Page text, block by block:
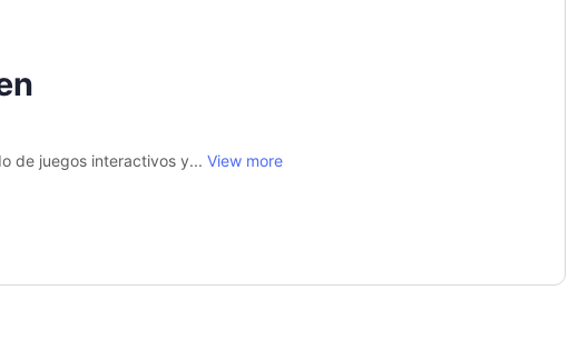
de juegos interactivos y... View more